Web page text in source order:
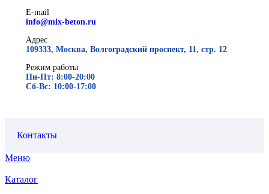
E-mail
info@mix-beton.ru
Адрес
109333, Москва, Волгоградский проспект, 11, стр. 12
Режим работы
Пн-Пт: 8:00-20:00
Сб-Вс: 10:00-17:00
Контакты
Меню
Каталог